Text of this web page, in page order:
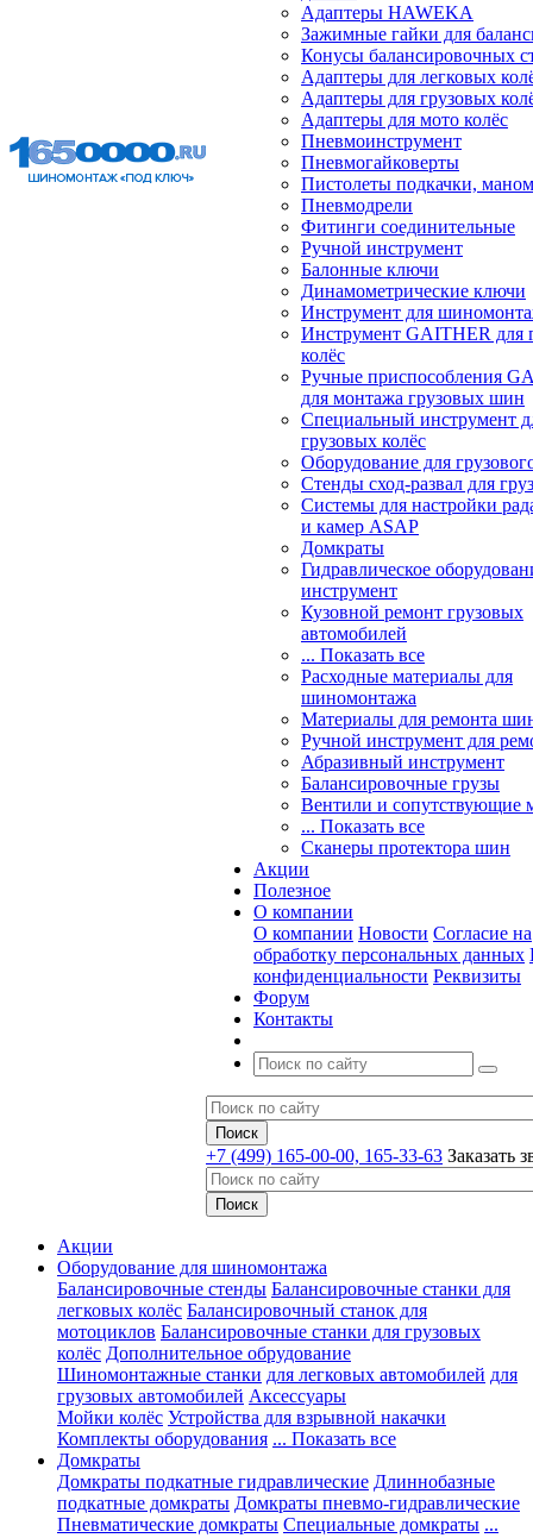
Адаптеры HAWEKA
Зажимные гайки для
Конусы балансировочных
Адаптеры для легковых
Адаптеры для грузовых
Адаптеры для мото колёс
Пневмоинструмент
Пневмогайковерты
Пистолеты подкачки,
Пневмодрели
Фитинги соединительные
Ручной инструмент
Балонные ключи
Динамометрические ключи
Инструмент для
Инструмент GAITHER для
колёс
Ручные приспособления
для монтажа грузовых шин
Специальный инструмент
грузовых колёс
Оборудование для
Стенды сход-развал для
Системы для настройки
и камер ASAP
Домкраты
Гидравлическое
инструмент
Кузовной ремонт грузовых
автомобилей
... Показать все
Расходные материалы для
шиномонтажа
Материалы для ремонта
Ручной инструмент для
Абразивный инструмент
Балансировочные грузы
Вентили и сопутствующие
... Показать все
Сканеры протектора шин
Акции
Полезное
О компании
О компании Новости Согласие на
обработку персональных данных
конфиденциальности Реквизиты
Форум
Контакты
+7 (499) 165-00-00, 165-33-63 Заказать
Акции
Оборудование для шиномонтажа
Балансировочные стенды Балансировочные станки для
легковых колёс Балансировочный станок для
мотоциклов Балансировочные станки для грузовых
колёс Дополнительное обрудование
Шиномонтажные станки для легковых автомобилей для
грузовых автомобилей Аксессуары
Мойки колёс Устройства для взрывной накачки
Комплекты оборудования ... Показать все
Домкраты
Домкраты подкатные гидравлические Длиннобазные
подкатные домкраты Домкраты пневмо-гидравлические
Пневматические домкраты Специальные домкраты ...